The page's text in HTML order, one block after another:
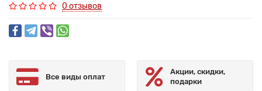
0 отзывов
Все виды оплат
Акции, скидки,
подарки